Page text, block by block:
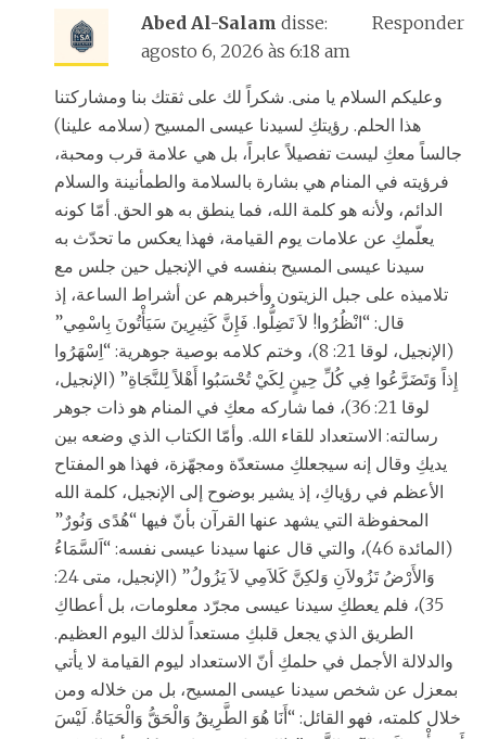
Abed Al-Salam disse:
agosto 6, 2026 às 6:18 am
وعليكم السلام يا منى. شكراً لك على ثقتك بنا ومشاركتنا
هذا الحلم. رؤيتكِ لسيدنا عيسى المسيح (سلامه علينا)
جالساً معكِ ليست تفصيلاً عابراً، بل هي علامة قرب ومحبة،
فرؤيته في المنام هي بشارة بالسلامة والطمأنينة والسلام
الدائم، ولأنه هو كلمة الله، فما ينطق به هو الحق. أمّا كونه
يعلّمكِ عن علامات يوم القيامة، فهذا يعكس ما تحدّث به
سيدنا عيسى المسيح بنفسه في الإنجيل حين جلس مع
تلاميذه على جبل الزيتون وأخبرهم عن أشراط الساعة، إذ
قال: “انْظُرُوا! لاَ تَضِلُّوا. فَإِنَّ كَثِيرِينَ سَيَأْتُونَ بِاسْمِي”
(الإنجيل، لوقا 21: 8)، وختم كلامه بوصية جوهرية: “اِسْهَرُوا
إِذاً وَتَضَرَّعُوا فِي كُلِّ حِينٍ لِكَيْ تُحْسَبُوا أَهْلاً لِلنَّجَاةِ” (الإنجيل،
لوقا 21: 36)، فما شاركه معكِ في المنام هو ذات جوهر
رسالته: الاستعداد للقاء الله. وأمّا الكتاب الذي وضعه بين
يديكِ وقال إنه سيجعلكِ مستعدّة ومجهّزة، فهذا هو المفتاح
الأعظم في رؤياكِ، إذ يشير بوضوح إلى الإنجيل، كلمة الله
المحفوظة التي يشهد عنها القرآن بأنّ فيها “هُدًى وَنُورٌ”
(المائدة 46)، والتي قال عنها سيدنا عيسى نفسه: “اَلسَّمَاءُ
وَالأَرْضُ تَزُولاَنِ وَلكِنَّ كَلاَمِي لاَ يَزُولُ” (الإنجيل، متى 24:
35)، فلم يعطكِ سيدنا عيسى مجرّد معلومات، بل أعطاكِ
الطريق الذي يجعل قلبكِ مستعداً لذلك اليوم العظيم.
والدلالة الأجمل في حلمكِ أنّ الاستعداد ليوم القيامة لا يأتي
بمعزل عن شخص سيدنا عيسى المسيح، بل من خلاله ومن
خلال كلمته، فهو القائل: “أَنَا هُوَ الطَّرِيقُ وَالْحَقُّ وَالْحَيَاةُ. لَيْسَ
Responder